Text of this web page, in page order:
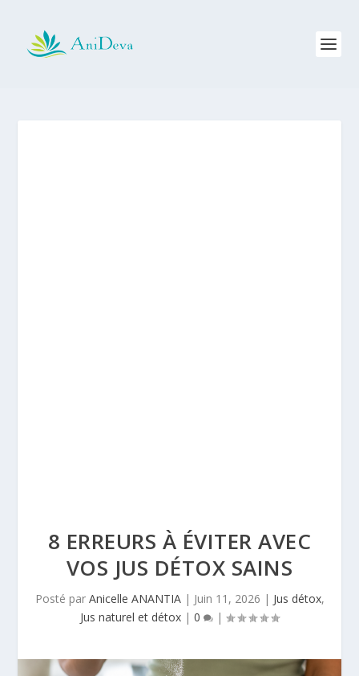
8 ERREURS À ÉVITER AVEC
VOS JUS DÉTOX SAINS
Posté par Anicelle ANANTIA| Juin 11, 2026 | Jus détox,
Jus naturel et détox | 0 |